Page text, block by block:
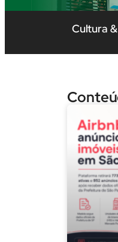
Cultura